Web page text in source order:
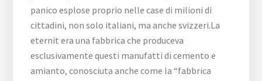
panico esplose proprio nelle case di milioni di
cittadini, non solo italiani, ma anche svizzeri.La
eternit era una fabbrica che produceva
esclusivamente questi manufatti di cemento e
amianto, conosciuta anche come la “fabbrica